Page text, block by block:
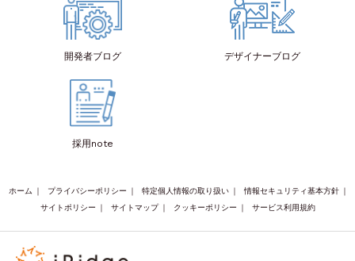
開発者ブログ デザイナーブログ
採用note
ホーム プライバシーポリシー 特定個人情報の取り扱い 情報セキュリティ基本方針
サイトポリシー
サイトマップ クッキーポリシー サービス利用規約